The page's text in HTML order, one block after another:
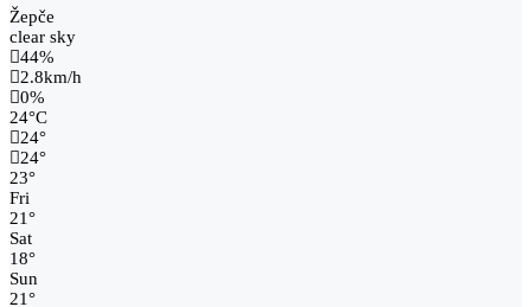
Žepče
clear sky
44%
2.8km/h
0%
24°C
24°
24°
23°
Fri
21°
Sat
18°
Sun
21°